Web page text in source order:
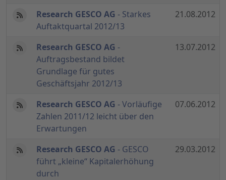
Research GESCO AG - Starkes
Auftaktquartal 2012/13
21.08.2012
Research GESCO AG -
Auftragsbestand bildet
Grundlage für gutes
Geschäftsjahr 2012/13
13.07.2012
Research GESCO AG - Vorläufige
Zahlen 2011/12 leicht über den
Erwartungen
07.06.2012
Research GESCO AG - GESCO
führt „kleine“ Kapitalerhöhung
durch
29.03.2012